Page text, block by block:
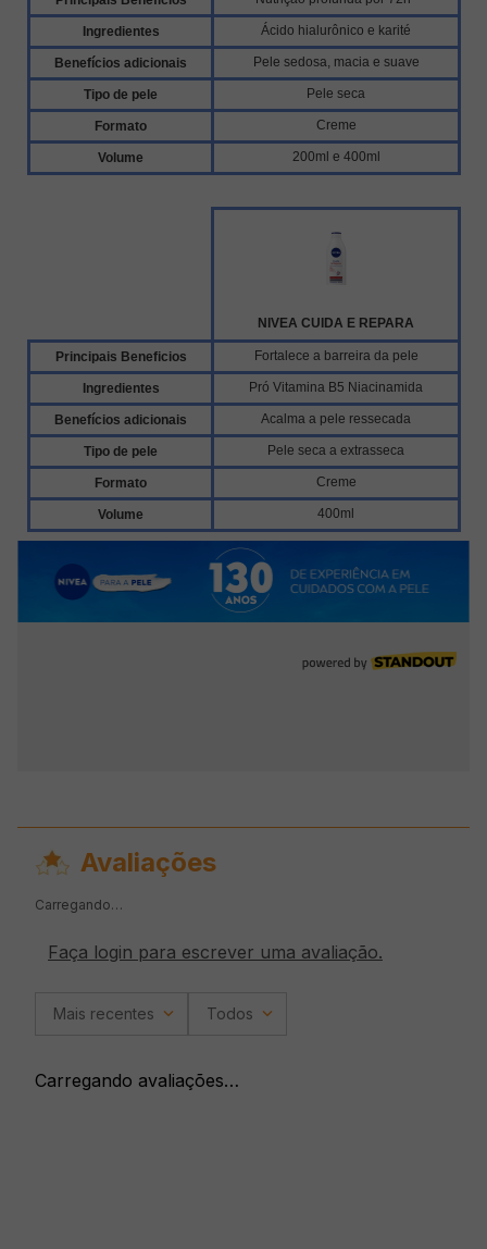
Avaliações
Carregando…
Faça login para escrever uma avaliação.
Mais recentes Todos
Carregando avaliações…